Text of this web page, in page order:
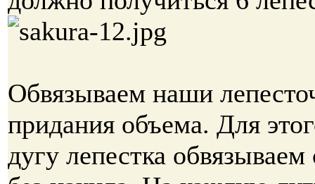
Обвязываем наши
придания объема. Для
дугу лепестка